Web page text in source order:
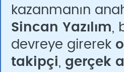
kazanmanın
Sincan Yazılım
devreye girerek
takipçi
gerçek